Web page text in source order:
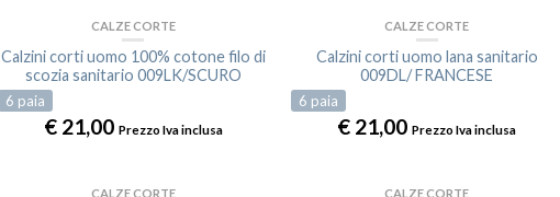
CALZE CORTE
Calzini corti uomo 100% cotone filo di
scozia sanitario 009LK/SCURO
6 paia
€21,00 Prezzo Iva inclusa
CALZE CORTE
Calzini corti uomo lana sanitario
009DL/ FRANCESE
6 paia
€ 21,00 Prezzo Iva inclusa
CALZE CORTE CALZE CORTE